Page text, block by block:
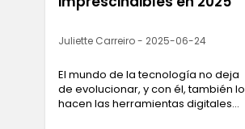
Juliette Carreiro - 2025-06-24
El mundo de la tecnología no deja
de evolucionar, y con él, también lo
hacen las herramientas digitales